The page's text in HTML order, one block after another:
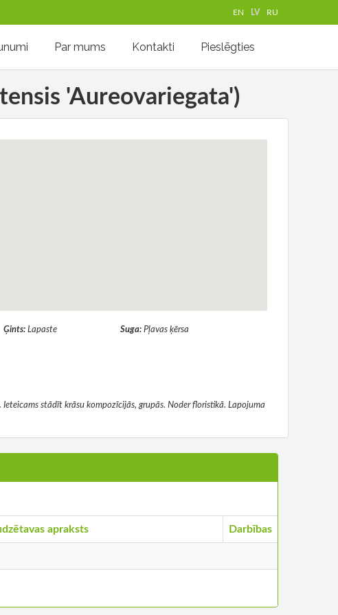
EN LV RU
Par mums Kontakti Pieslēgties
'Aureovariegata')
Ģints: Lapaste Suga: Pļavas ķērsa
stādīt krāsu kompozīcijās, grupās. Noder floristikā. Lapojuma
apraksts Darbības